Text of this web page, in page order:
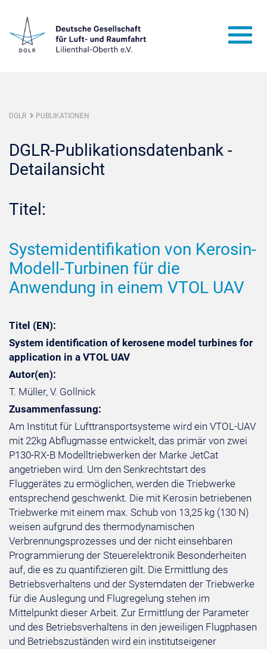
DGLR PUBLIKATIONEN
DGLR-Publikationsdatenbank -
Detailansicht
Titel:
Systemidentifikation von Kerosin-
Modell-Turbinen für die
Anwendung in einem VTOL UAV
Titel (EN):
System identification of kerosene model turbines for
application in a VTOL UAV
Autor(en):
T. Müller, V. Gollnick
Zusammenfassung:
Am Institut für Lufttransportsysteme wird ein VTOL-UAV
mit 22kg Abflugmasse entwickelt, das primär von zwei
P130-RX-B Modelltriebwerken der Marke JetCat
angetrieben wird. Um den Senkrechtstart des
Fluggerätes zu ermöglichen, werden die Triebwerke
entsprechend geschwenkt. Die mit Kerosin betriebenen
Triebwerke mit einem max. Schub von 13,25 kg (130 N)
weisen aufgrund des thermodynamischen
Verbrennungsprozesses und der nicht einsehbaren
Programmierung der Steuerelektronik Besonderheiten
auf, die es zu quantifizieren gilt. Die Ermittlung des
Betriebsverhaltens und der Systemdaten der Triebwerke
für die Auslegung und Flugregelung stehen im
Mittelpunkt dieser Arbeit. Zur Ermittlung der Parameter
und des Betriebsverhaltens in den jeweiligen Flugphasen
und Betriebszuständen wird ein institutseigener